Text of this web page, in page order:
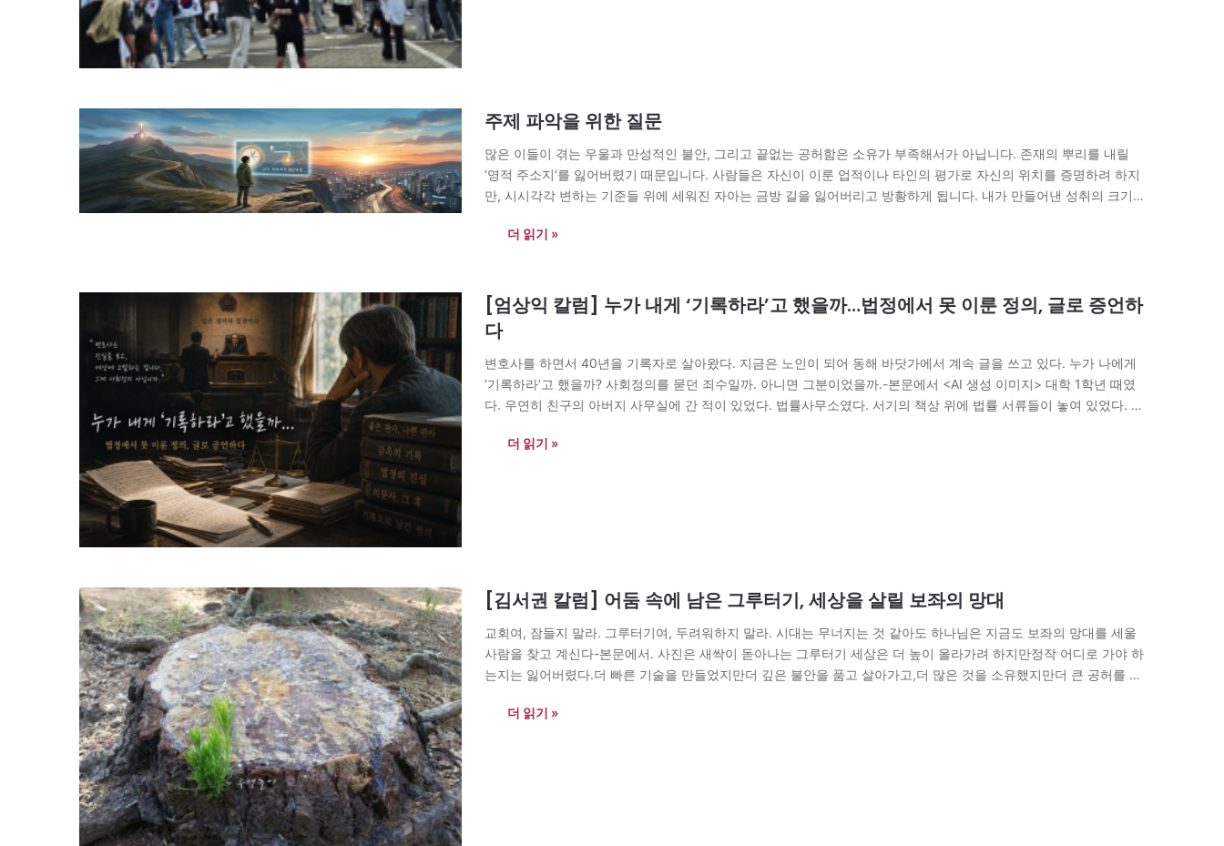
주제 파악을 위한 질문
많은 이들이 겪는 우울과 만성적인 불안, 그리고 끝없는 공허함은 소유가 부족해서가 아닙니다. 존재의 뿌리를 내릴
‘영적 주소지’를 잃어버렸기 때문입니다. 사람들은 자신이 이룬 업적이나 타인의 평가로 자신의 위치를 증명하려 하지
만, 시시각각 변하는 기준들 위에 세워진 자아는 금방 길을 잃어버리고 방황하게 됩니다. 내가 만들어낸 성취의 크기
더 읽기 »
[엄상익 칼럼] 누가 내게 ‘기록하라’고 했을까…법정에서 못 이룬 정의, 글로 증언하
다
변호사를 하면서 40년을 기록자로 살아왔다. 지금은 노인이 되어 동해 바닷가에서 계속 글을 쓰고 있다. 누가 나에게
‘기록하라’고 했을까? 사회정의를 묻던 죄수일까. 아니면 그분이었을까.-본문에서 <AI 생성 이미지> 대학 1학년 때였
다. 우연히 친구의 아버지 사무실에 간 적이 있었다. 법률사무소였다. 서기의 책상 위에 법률 서류들이 놓여 있었다. 그
더 읽기 »
[김서권 칼럼] 어둠 속에 남은 그루터기, 세상을 살릴 보좌의 망대
교회여, 잠들지 말라. 그루터기여, 두려워하지 말라. 시대는 무너지는 것 같아도 하나님은 지금도 보좌의 망대를 세울
사람을 찾고 계신다-본문에서. 사진은 새싹이 돋아나는 그루터기 세상은 더 높이 올라가려 하지만정작 어디로 가야 하
는지는 잃어버렸다.더 빠른 기술을 만들었지만더 깊은 불안을 품고 살아가고,더 많은 것을 소유했지만더 큰 공허를 안
더 읽기 »